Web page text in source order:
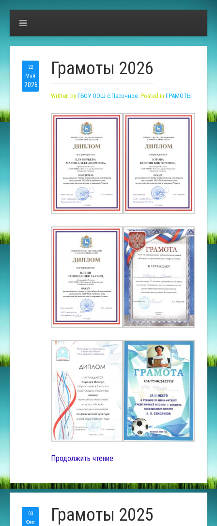
22
Май
2026
Грамоты 2026
Written by ГБОУ ООШ с.Песочное. Posted in ГРАМОТЫ
Продолжить чтение
03
Фев
Грамоты 2025